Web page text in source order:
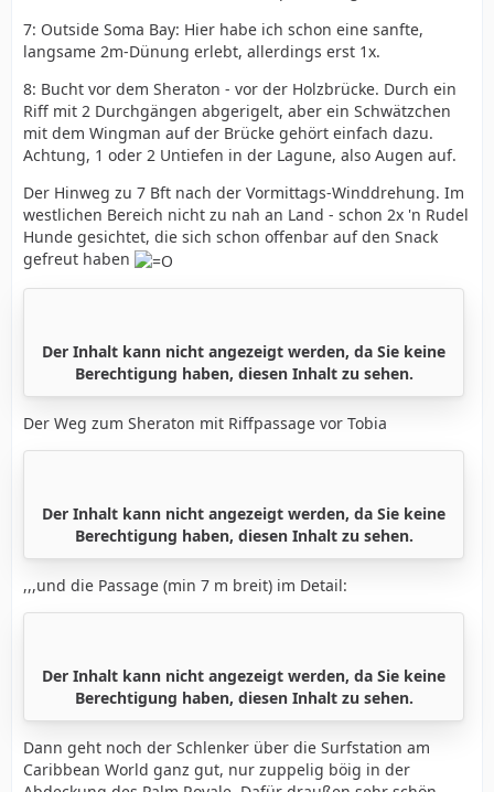
7: Outside Soma Bay: Hier habe ich schon eine sanfte,
langsame 2m-Dünung erlebt, allerdings erst 1x.
8: Bucht vor dem Sheraton - vor der Holzbrücke. Durch ein
Riff mit 2 Durchgängen abgerigelt, aber ein Schwätzchen
mit dem Wingman auf der Brücke gehört einfach dazu.
Achtung, 1 oder 2 Untiefen in der Lagune, also Augen auf.
Der Hinweg zu 7 Bft nach der Vormittags-Winddrehung. Im
westlichen Bereich nicht zu nah an Land - schon 2x 'n Rudel
Hunde gesichtet, die sich schon offenbar auf den Snack
gefreut haben
Der Inhalt kann nicht angezeigt werden, da Sie keine
Berechtigung haben, diesen Inhalt zu sehen.
Der Weg zum Sheraton mit Riffpassage vor Tobia
Der Inhalt kann nicht angezeigt werden, da Sie keine
Berechtigung haben, diesen Inhalt zu sehen.
,,,und die Passage (min 7 m breit) im Detail:
Der Inhalt kann nicht angezeigt werden, da Sie keine
Berechtigung haben, diesen Inhalt zu sehen.
Dann geht noch der Schlenker über die Surfstation am
Caribbean World ganz gut, nur zuppelig böig in der